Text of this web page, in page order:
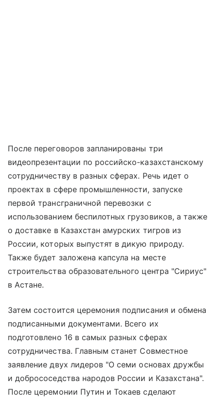
После переговоров запланированы три
видеопрезентации по российско-казахстанскому
сотрудничеству в разных сферах. Речь идет о
проектах в сфере промышленности, запуске
первой трансграничной перевозки с
использованием беспилотных грузовиков, а также
о доставке в Казахстан амурских тигров из
России, которых выпустят в дикую природу.
Также будет заложена капсула на месте
строительства образовательного центра "Сириус"
в Астане.
Затем состоится церемония подписания и обмена
подписанными документами. Всего их
подготовлено 16 в самых разных сферах
сотрудничества. Главным станет Совместное
заявление двух лидеров "О семи основах дружбы
и добрососедства народов России и Казахстана".
После церемонии Путин и Токаев сделают